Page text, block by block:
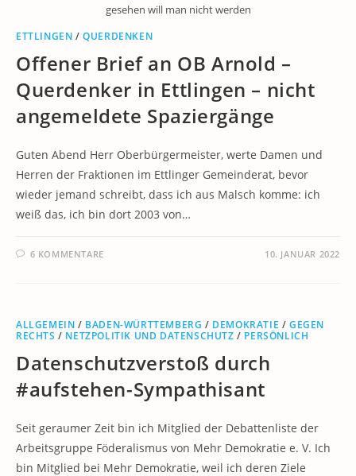
gesehen will man nicht werden
ETTLINGEN /QUERDENKEN
Offener Brief an OB Arnold –
Querdenker in Ettlingen – nicht
angemeldete Spaziergänge
Guten Abend Herr Oberbürgermeister, werte Damen und
Herren der Fraktionen im Ettlinger Gemeinderat, bevor
wieder jemand schreibt, dass ich aus Malsch komme: ich
weiß das, ich bin dort 2003 von…
6 KOMMENTARE 10. JANUAR 2022
ALLGEMEIN / BADEN-WÜRTTEMBERG / DEMOKRATIE /GEGEN
RECHTS / NETZPOLITIK UND DATENSCHUTZ / PERSÖNLICH
Datenschutzverstoß durch
#aufstehen-Sympathisant
Seit geraumer Zeit bin ich Mitglied der Debattenliste der
Arbeitsgruppe Föderalismus von Mehr Demokratie e. V. Ich
bin Mitglied bei Mehr Demokratie, weil ich deren Ziele